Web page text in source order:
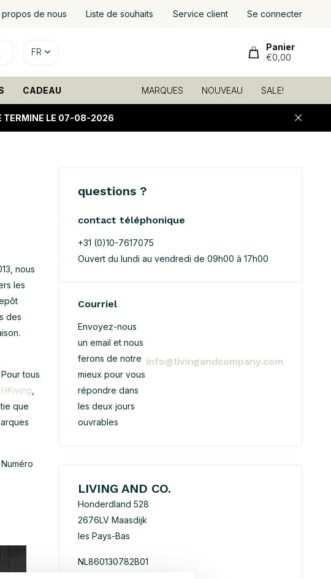
propos de nous Liste de souhaits Service client Se connecter
FR
Panier
€0,00
CADEAU MARQUES NOUVEAU SALE!
TERMINE LE 07-08-2026
nous
les
des
tous
HKiving
que
questions ?
contact téléphonique
+31 (0)10-7617075
Ouvert du lundi au vendredi de 09h00 à 17h00
Courriel
Envoyez-nous
un email et nous
ferons de notre
mieux pour vous
répondre dans
les deux jours
ouvrables
info@livingandcompany.com
LIVING AND CO.
Honderdland 528
2676LV Maasdijk
les Pays-Bas
NL860130782B01